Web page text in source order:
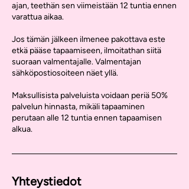
ajan, teethän sen viimeistään 12 tuntia ennen
varattua aikaa.
Jos tämän jälkeen ilmenee pakottava este
etkä pääse tapaamiseen, ilmoitathan siitä
suoraan valmentajalle. Valmentajan
sähköpostiosoiteen näet yllä.
Maksullisista palveluista voidaan periä 50%
palvelun hinnasta, mikäli tapaaminen
perutaan alle 12 tuntia ennen tapaamisen
alkua.
Yhteystiedot